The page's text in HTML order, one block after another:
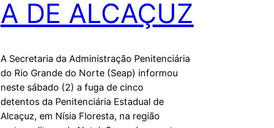
A DE ALCAÇUZ
A Secretaria da Administração Penitenciária
do Rio Grande do Norte (Seap) informou
neste sábado (2) a fuga de cinco
detentos da Penitenciária Estadual de
Alcaçuz, em Nísia Floresta, na região